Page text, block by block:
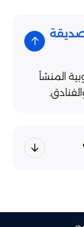
المنشأ